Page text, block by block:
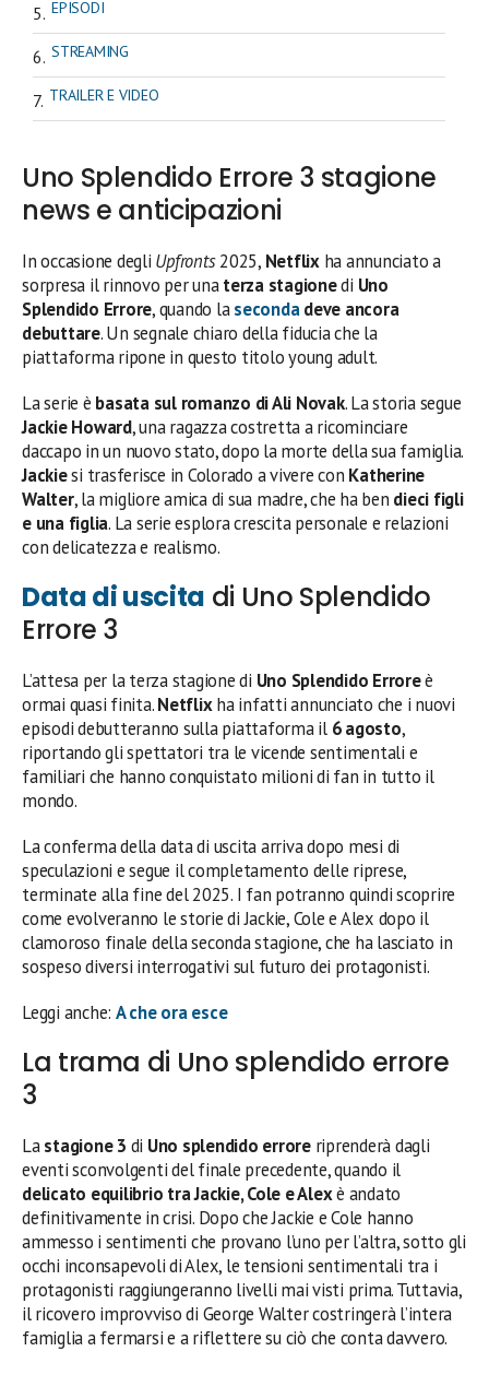
EPISODI
STREAMING
TRAILER E VIDEO
Uno Splendido Errore 3 stagione
news e anticipazioni
In occasione degli Upfronts2025, Netflixha annunciato a
sorpresa il rinnovo per unaterza stagionedi Uno
Splendido Errore, quando lasecondadeve ancora
debuttare. Un segnale chiaro della fiducia che la
piattaforma ripone in questo titolo young adult.
La serie è basata sul romanzo di Ali Novak. La storia segue
Jackie Howard, una ragazza costretta a ricominciare
daccapo in un nuovo stato, dopo la morte della sua famiglia.
Jackiesi trasferisce in Colorado a vivere con Katherine
Walter, la migliore amica di sua madre, che ha ben dieci figli
e una figlia. La serie esplora crescita personale e relazioni
con delicatezza e realismo.
Data di uscita di Uno Splendido
Errore 3
L’attesa per la terza stagione di Uno Splendido Erroreè
ormai quasi finita.Netflixha infatti annunciato che i nuovi
episodi debutteranno sulla piattaforma il 6 agosto,
riportando gli spettatori tra le vicende sentimentali e
familiari che hanno conquistato milioni di fan in tutto il
mondo.
La conferma della data di uscita arriva dopo mesi di
speculazioni e segue il completamento delle riprese,
terminate alla fine del 2025. I fan potranno quindi scoprire
come evolveranno le storie di Jackie, Cole e Alex dopo il
clamoroso finale della seconda stagione, che ha lasciato in
sospeso diversi interrogativi sul futuro dei protagonisti.
Leggi anche: A che ora esce
La trama di Uno splendido errore
3
Lastagione 3 di Uno splendido erroreriprenderà dagli
eventi sconvolgenti del finale precedente, quando il
delicato equilibrio tra Jackie, Cole e Alexè andato
definitivamente in crisi. Dopo che Jackie e Cole hanno
ammesso i sentimenti che provano l’uno per l’altra, sotto gli
occhi inconsapevoli di Alex, le tensioni sentimentali tra i
protagonisti raggiungeranno livelli mai visti prima. Tuttavia,
il ricovero improvviso di George Walter costringerà l’intera
famiglia a fermarsi e a riflettere su ciò che conta davvero.